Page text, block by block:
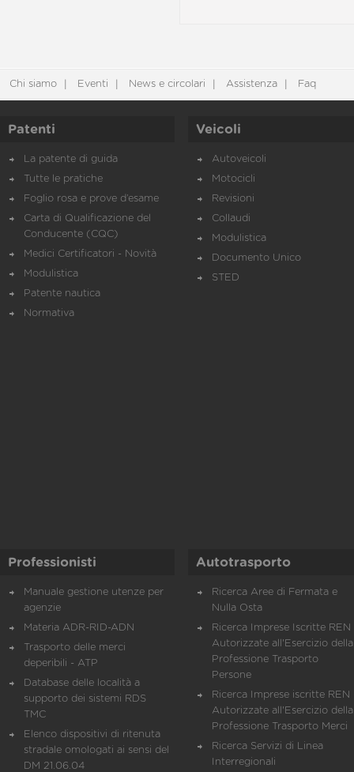
Chi siamo Eventi News e circolari Assistenza Faq
Patenti
La patente di guida
Tutte le pratiche
Foglio rosa e prove d’esame
Carta di Qualificazione del
Conducente (CQC)
Medici Certificatori - Novità
Modulistica
Patente nautica
Normativa
Veicoli
Autoveicoli
Motocicli
Revisioni
Collaudi
Modulistica
Documento Unico
STED
Professionisti
Manuale gestione utenze per
agenzie
Materia ADR-RID-ADN
Trasporto delle merci
deperibili - ATP
Database delle località a
supporto dei sistemi RDS
TMC
Elenco dispositivi di ritenuta
stradale omologati ai sensi del
DM 21.06.04
Autotrasporto
Ricerca Aree di Fermata e
Nulla Osta
Ricerca Imprese Iscritte REN
Autorizzate all'Esercizio della
Professione Trasporto
Persone
Ricerca Imprese iscritte REN
Autorizzate all'Esercizio della
Professione Trasporto Merci
Ricerca Servizi di Linea
Interregionali